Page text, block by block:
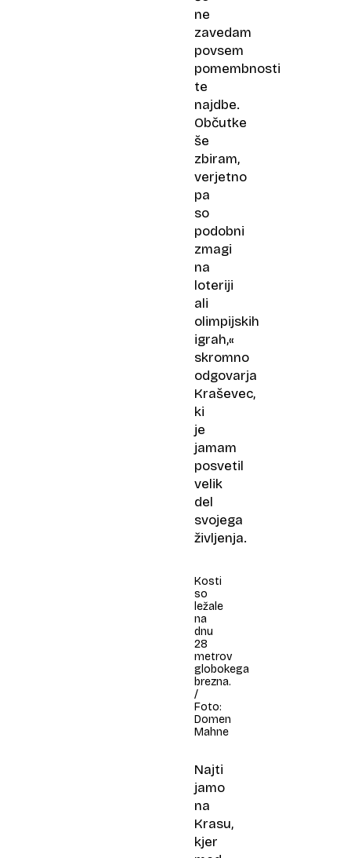
ne
zavedam
povsem
pomembnosti
te
najdbe.
Občutke
še
zbiram,
verjetno
pa
so
podobni
zmagi
na
loteriji
ali
olimpijskih
igrah,«
skromno
odgovarja
Kraševec,
ki
je
jamam
posvetil
velik
del
svojega
življenja.
Kosti
so
ležale
na
dnu
28
metrov
globokega
brezna.
/
Foto:
Domen
Mahne
Najti
jamo
na
Krasu,
kjer